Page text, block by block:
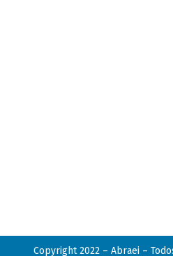
Copyright 2022 – Abraei –